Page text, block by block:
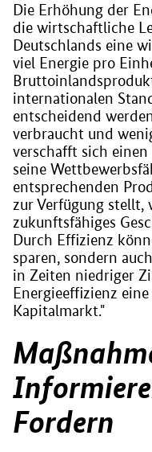
Die Erhöhung der
die wirtschaftliche
Deutschlands eine
viel Energie pro
internationalen
entscheidend
verbraucht und
verschafft sich
seine
entsprechenden
zur Verfügung stellt,
zukunftsfähiges
Durch Effizienz
sparen, sondern
in Zeiten niedriger
Energieeffizienz
Kapitalmarkt."
Fordern